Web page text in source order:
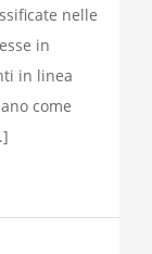
nelle
in
in linea
come